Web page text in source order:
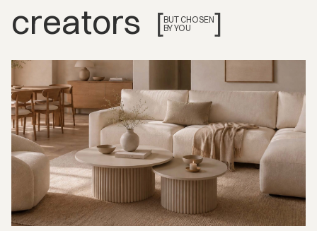
creators [BUT CHOSEN
BY YOU
]